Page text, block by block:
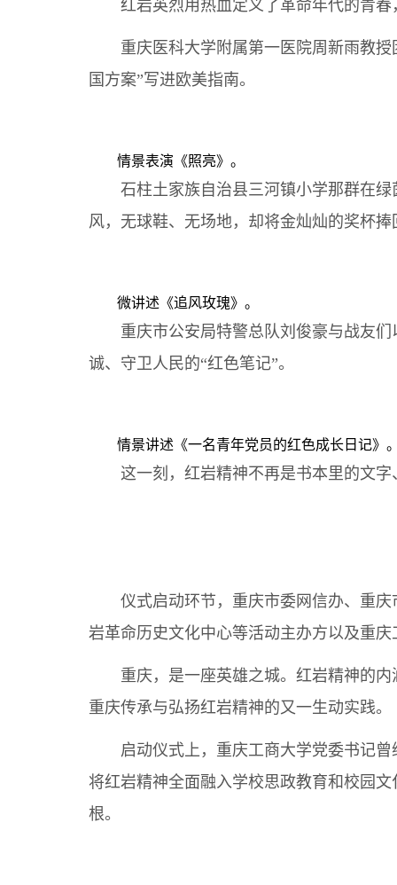
红岩英烈用热血定义了革命年代的青春
重庆医科大学附属第一医院周新雨教授
国方案”写进欧美指南。
情景表演《照亮》。
石柱土家族自治县三河镇小学那群在绿
风，无球鞋、无场地，却将金灿灿的奖杯捧
微讲述《追风玫瑰》。
重庆市公安局特警总队刘俊豪与战友们
诚、守卫人民的“红色笔记”。
情景讲述《一名青年党员的红色成长日记》
这一刻，红岩精神不再是书本里的文字
仪式启动环节，重庆市委网信办、重庆
岩革命历史文化中心等活动主办方以及重
重庆，是一座英雄之城。红岩精神的内
重庆传承与弘扬红岩精神的又一生动实践。
启动仪式上，重庆工商大学党委书记曾
将红岩精神全面融入学校思政教育和校园
根。